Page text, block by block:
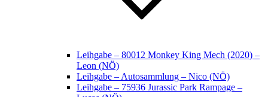
Leihgabe – 80012 Monkey King Mech (2020) –
Leon (NÖ)
Leihgabe – Autosammlung – Nico (NÖ)
Leihgabe – 75936 Jurassic Park Rampage –